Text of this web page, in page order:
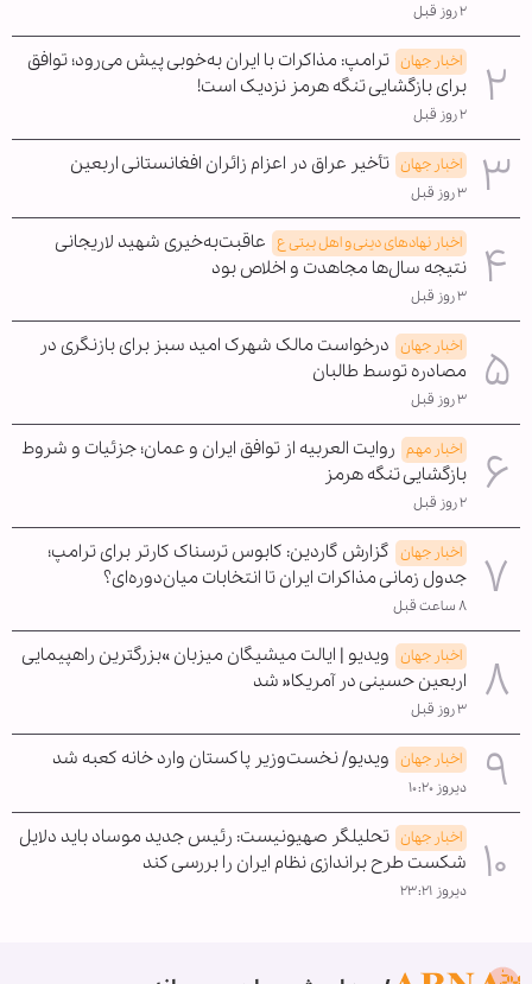
۲ روز قبل
اخبار جهان ترامپ: مذاکرات با ایران به‌خوبی پیش می‌رود؛ توافق
برای بازگشایی تنگه هرمز نزدیک است!
۲ روز قبل
اخبار جهان تأخیر عراق در اعزام زائران افغانستانی اربعین
۳ روز قبل
اخبار نهادهای دینی و اهل بیتی ع عاقبت‌به‌خیری شهید لاریجانی
نتیجه سال‌ها مجاهدت و اخلاص بود
۳ روز قبل
اخبار جهان درخواست مالک شهرک امید سبز برای بازنگری در
مصادره توسط طالبان
۳ روز قبل
اخبار مهم روایت العربیه از توافق ایران و عمان؛ جزئیات و شروط
بازگشایی تنگه هرمز
۲ روز قبل
اخبار جهان گزارش گاردین: کابوس ترسناک کارتر برای ترامپ؛
جدول زمانی مذاکرات ایران تا انتخابات میان‌دوره‌ای؟
۸ ساعت قبل
اخبار جهان ویدیو | ایالت میشیگان میزبان »بزرگترین راهپیمایی
اربعین حسینی در آمریکا« شد
۳ روز قبل
اخبار جهان ویدیو/ نخست‌وزیر پاکستان وارد خانه کعبه شد
دیروز ۱۰:۲۰
اخبار جهان تحلیلگر صهیونیست: رئیس جدید موساد باید دلایل
شکست طرح براندازی نظام ایران را بررسی کند
دیروز ۲۳:۲۱